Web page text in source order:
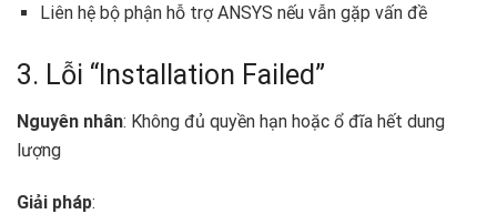
Liên hệ bộ phận hỗ trợ ANSYS nếu vẫn gặp vấn đề
3. Lỗi “Installation Failed”
Nguyên nhân: Không đủ quyền hạn hoặc ổ đĩa hết dung
lượng
Giải pháp: